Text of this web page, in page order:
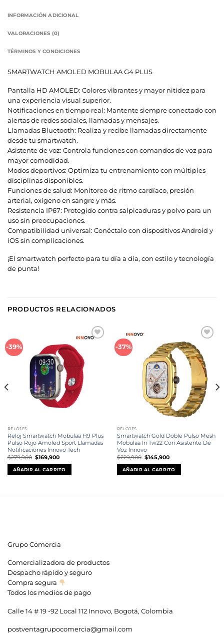
INFORMACIÓN ADICIONAL
VALORACIONES (0)
TÉRMINOS Y CONDICIONES
SMARTWATCH AMOLED MOBULAA G4 PLUS
Pantalla HD AMOLED: Colores vibrantes y mayor nitidez para
una experiencia visual superior.
Notificaciones en tiempo real: Mantente siempre conectado con
alertas de redes sociales, llamadas y mensajes.
Llamadas Bluetooth: Realiza y recibe llamadas directamente
desde tu smartwatch.
Asistente de voz: Controla funciones con comandos de voz para
mayor comodidad.
Modos deportivos: Optimiza tu entrenamiento con múltiples
disciplinas disponibles.
Funciones de salud: Monitoreo de ritmo cardíaco, presión
arterial, oxígeno en sangre y más.
Resistencia IP67: Protegido contra salpicaduras y polvo para un
uso sin preocupaciones.
Compatibilidad universal: Conéctalo con dispositivos Android y
iOS sin complicaciones.
¡El smartwatch perfecto para tu día a día, con estilo y tecnología
de punta!
PRODUCTOS RELACIONADOS
-39%
RELOJES
Reloj Smartwatch Mobulaa H9 Plus
Pulso Rojo Amoled Sport Llamadas
Notificaciones Innovo Tech
$279,900 El
precio
original
era:
$279,900.
$169,900El
actual
es:
$169,900.
AÑADIR AL CARRITO
-37%
lista de
deseos
RELOJES
Smartwatch Gold Doble Pulso Mesh
Mobulaa In Tw22 Con Asistente De
Voz Innovo
$229,900 El
precio
original
era:
$229,900.
$145,900El
actual
es:
$145,900.
AÑADIR AL CARRITO
Grupo Comercia
Comercializadora de productos
Despacho rápido y seguro
Compra segura
Todos los medios de pago
Calle 14 # 19 -92 Local 112 Innovo, Bogotá, Colombia
postventagrupocomercia@gmail.com